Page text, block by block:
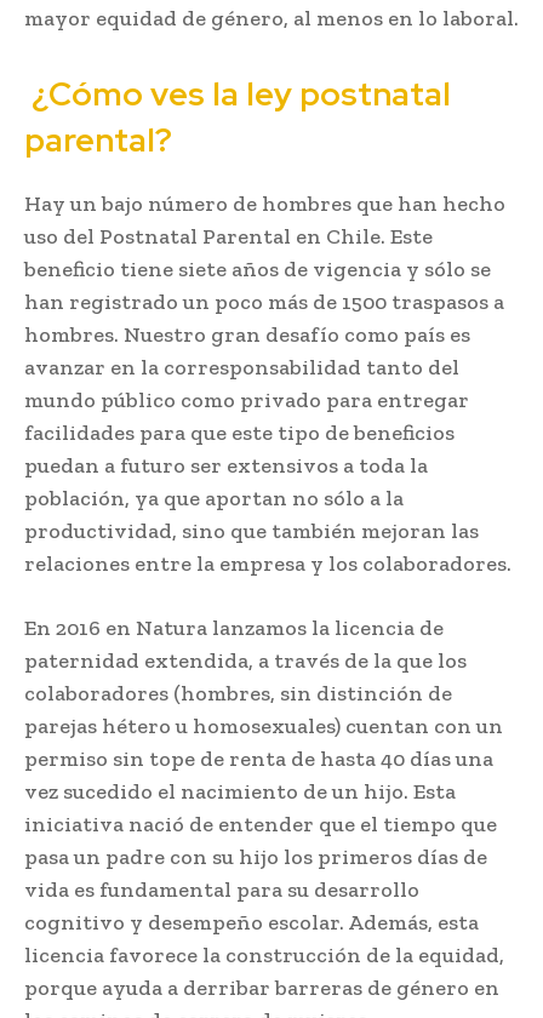
mayor equidad de género, al menos en lo laboral.
¿Cómo ves la ley postnatal
parental?
Hay un bajo número de hombres que han hecho
uso del Postnatal Parental en Chile. Este
beneficio tiene siete años de vigencia y sólo se
han registrado un poco más de 1500 traspasos a
hombres. Nuestro gran desafío como país es
avanzar en la corresponsabilidad tanto del
mundo público como privado para entregar
facilidades para que este tipo de beneficios
puedan a futuro ser extensivos a toda la
población, ya que aportan no sólo a la
productividad, sino que también mejoran las
relaciones entre la empresa y los colaboradores.
En 2016 en Natura lanzamos la licencia de
paternidad extendida, a través de la que los
colaboradores (hombres, sin distinción de
parejas hétero u homosexuales) cuentan con un
permiso sin tope de renta de hasta 40 días una
vez sucedido el nacimiento de un hijo. Esta
iniciativa nació de entender que el tiempo que
pasa un padre con su hijo los primeros días de
vida es fundamental para su desarrollo
cognitivo y desempeño escolar. Además, esta
licencia favorece la construcción de la equidad,
porque ayuda a derribar barreras de género en